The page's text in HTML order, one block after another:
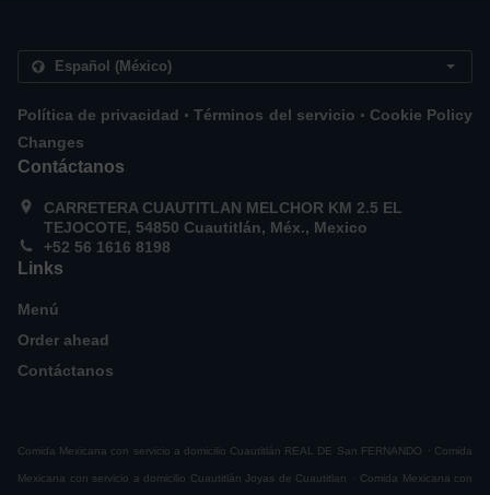
Política de privacidad . Términos del servicio . Cookie Policy
Changes
Contáctanos
CARRETERA CUAUTITLAN MELCHOR KM 2.5 EL
TEJOCOTE, 54850 Cuautitlán, Méx., Mexico
+52 56 1616 8198
Links
Menú
Order ahead
Contáctanos
Comida Mexicana con servicio a domicilio Cuautitlán REAL DE San FERNANDO . Comida
Mexicana con servicio a domicilio Cuautitlán Joyas de Cuautitlan . Comida Mexicana con